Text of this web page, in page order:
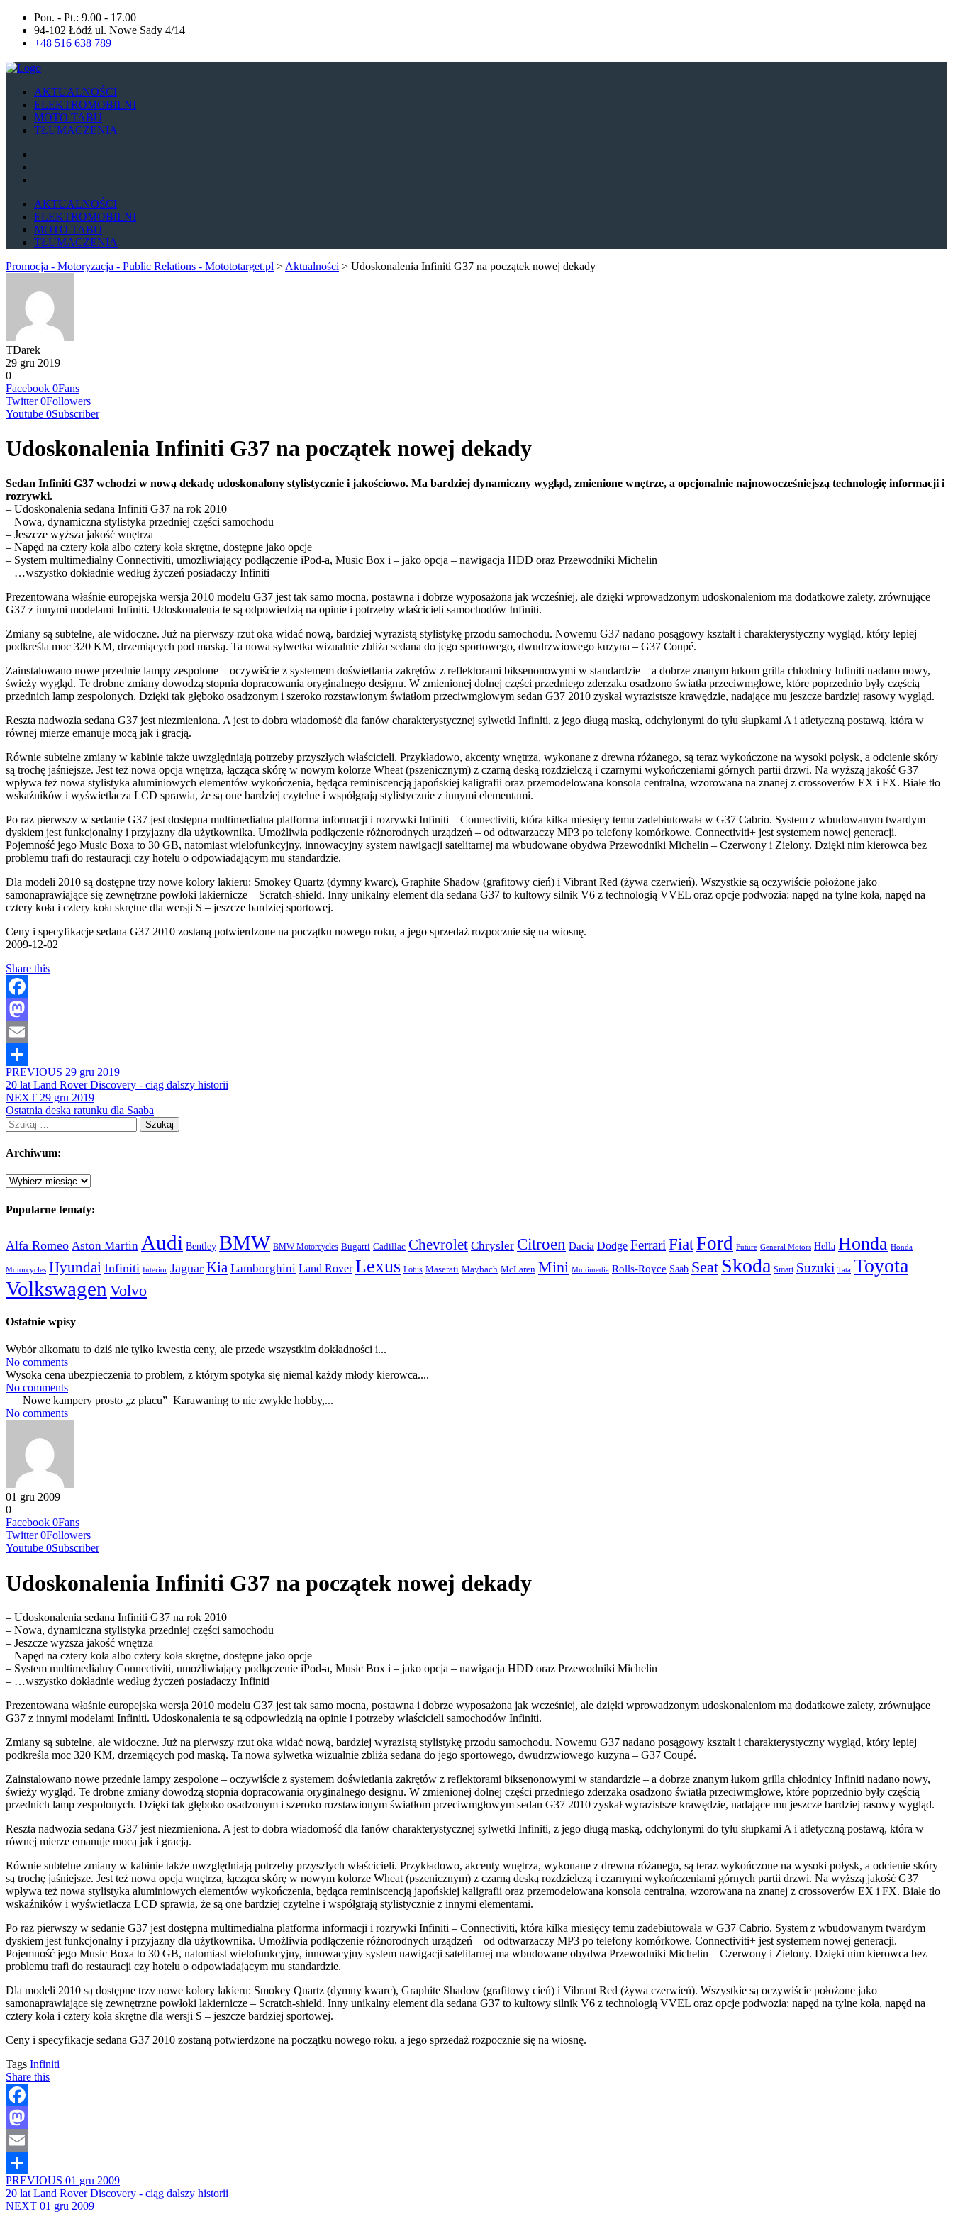
Pon. - Pt.: 9.00 - 17.00
94-102 Łódź ul. Nowe Sady 4/14
+48 516 638 789
AKTUALNOŚCI
ELEKTROMOBILNI
MOTO TABU
TŁUMACZENIA
AKTUALNOŚCI
ELEKTROMOBILNI
MOTO TABU
TŁUMACZENIA
Promocja - Motoryzacja - Public Relations - Motototarget.pl > Aktualności > Udoskonalenia Infiniti G37 na początek nowej dekady
TDarek
29 gru 2019
0
Facebook 0Fans
Twitter 0Followers
Youtube 0Subscriber
Udoskonalenia Infiniti G37 na początek nowej dekady
Sedan Infiniti G37 wchodzi w nową dekadę udoskonalony stylistycznie i jakościowo. Ma bardziej dynamiczny wygląd, zmienione wnętrze, a opcjonalnie najnowocześniejszą technologię informacji i
rozrywki.
– Udoskonalenia sedana Infiniti G37 na rok 2010
– Nowa, dynamiczna stylistyka przedniej części samochodu
– Jeszcze wyższa jakość wnętrza
– Napęd na cztery koła albo cztery koła skrętne, dostępne jako opcje
– System multimedialny Connectiviti, umożliwiający podłączenie iPod-a, Music Box i – jako opcja – nawigacja HDD oraz Przewodniki Michelin
– …wszystko dokładnie według życzeń posiadaczy Infiniti
Prezentowana właśnie europejska wersja 2010 modelu G37 jest tak samo mocna, postawna i dobrze wyposażona jak wcześniej, ale dzięki wprowadzonym udoskonaleniom ma dodatkowe zalety, zrównujące
G37 z innymi modelami Infiniti. Udoskonalenia te są odpowiedzią na opinie i potrzeby właścicieli samochodów Infiniti.
Zmiany są subtelne, ale widoczne. Już na pierwszy rzut oka widać nową, bardziej wyrazistą stylistykę przodu samochodu. Nowemu G37 nadano posągowy kształt i charakterystyczny wygląd, który lepiej
podkreśla moc 320 KM, drzemiących pod maską. Ta nowa sylwetka wizualnie zbliża sedana do jego sportowego, dwudrzwiowego kuzyna – G37 Coupé.
Zainstalowano nowe przednie lampy zespolone – oczywiście z systemem doświetlania zakrętów z reflektorami biksenonowymi w standardzie – a dobrze znanym łukom grilla chłodnicy Infiniti nadano nowy,
świeży wygląd. Te drobne zmiany dowodzą stopnia dopracowania oryginalnego designu. W zmienionej dolnej części przedniego zderzaka osadzono światła przeciwmgłowe, które poprzednio były częścią
przednich lamp zespolonych. Dzięki tak głęboko osadzonym i szeroko rozstawionym światłom przeciwmgłowym sedan G37 2010 zyskał wyrazistsze krawędzie, nadające mu jeszcze bardziej rasowy wygląd.
Reszta nadwozia sedana G37 jest niezmieniona. A jest to dobra wiadomość dla fanów charakterystycznej sylwetki Infiniti, z jego długą maską, odchylonymi do tyłu słupkami A i atletyczną postawą, która w
równej mierze emanuje mocą jak i gracją.
Równie subtelne zmiany w kabinie także uwzględniają potrzeby przyszłych właścicieli. Przykładowo, akcenty wnętrza, wykonane z drewna różanego, są teraz wykończone na wysoki połysk, a odcienie skóry
są trochę jaśniejsze. Jest też nowa opcja wnętrza, łącząca skórę w nowym kolorze Wheat (pszenicznym) z czarną deską rozdzielczą i czarnymi wykończeniami górnych partii drzwi. Na wyższą jakość G37
wpływa też nowa stylistyka aluminiowych elementów wykończenia, będąca reminiscencją japońskiej kaligrafii oraz przemodelowana konsola centralna, wzorowana na znanej z crossoverów EX i FX. Białe tło
wskaźników i wyświetlacza LCD sprawia, że są one bardziej czytelne i współgrają stylistycznie z innymi elementami.
Po raz pierwszy w sedanie G37 jest dostępna multimedialna platforma informacji i rozrywki Infiniti – Connectiviti, która kilka miesięcy temu zadebiutowała w G37 Cabrio. System z wbudowanym twardym
dyskiem jest funkcjonalny i przyjazny dla użytkownika. Umożliwia podłączenie różnorodnych urządzeń – od odtwarzaczy MP3 po telefony komórkowe. Connectiviti+ jest systemem nowej generacji.
Pojemność jego Music Boxa to 30 GB, natomiast wielofunkcyjny, innowacyjny system nawigacji satelitarnej ma wbudowane obydwa Przewodniki Michelin – Czerwony i Zielony. Dzięki nim kierowca bez
problemu trafi do restauracji czy hotelu o odpowiadającym mu standardzie.
Dla modeli 2010 są dostępne trzy nowe kolory lakieru: Smokey Quartz (dymny kwarc), Graphite Shadow (grafitowy cień) i Vibrant Red (żywa czerwień). Wszystkie są oczywiście położone jako
samonaprawiające się zewnętrzne powłoki lakiernicze – Scratch-shield. Inny unikalny element dla sedana G37 to kultowy silnik V6 z technologią VVEL oraz opcje podwozia: napęd na tylne koła, napęd na
cztery koła i cztery koła skrętne dla wersji S – jeszcze bardziej sportowej.
Ceny i specyfikacje sedana G37 2010 zostaną potwierdzone na początku nowego roku, a jego sprzedaż rozpocznie się na wiosnę.
2009-12-02
Share this
Facebook
Mastodon
Email
Share
PREVIOUS 29 gru 2019
20 lat Land Rover Discovery - ciąg dalszy historii
NEXT 29 gru 2019
Ostatnia deska ratunku dla Saaba
Szukaj:
Archiwum:
Archiwum:
Popularne tematy:
Alfa Romeo Aston Martin Audi Bentley BMW BMW Motorcycles Bugatti Cadillac Chevrolet Chrysler Citroen Dacia Dodge Ferrari FiatFord Future General Motors Hella Honda Honda
Motorcycles Hyundai Infiniti Interior Jaguar Kia Lamborghini Land Rover Lexus Lotus Maserati Maybach McLaren Mini Multimedia Rolls-Royce Saab Seat Skoda Smart Suzuki Tata Toyota
Volkswagen Volvo
Ostatnie wpisy
Wybór alkomatu to dziś nie tylko kwestia ceny, ale przede wszystkim dokładności i...
No comments
Wysoka cena ubezpieczenia to problem, z którym spotyka się niemal każdy młody kierowca....
No comments
Nowe kampery prosto „z placu” Karawaning to nie zwykłe hobby,...
No comments
01 gru 2009
0
Facebook 0Fans
Twitter 0Followers
Youtube 0Subscriber
Udoskonalenia Infiniti G37 na początek nowej dekady
– Udoskonalenia sedana Infiniti G37 na rok 2010
– Nowa, dynamiczna stylistyka przedniej części samochodu
– Jeszcze wyższa jakość wnętrza
– Napęd na cztery koła albo cztery koła skrętne, dostępne jako opcje
– System multimedialny Connectiviti, umożliwiający podłączenie iPod-a, Music Box i – jako opcja – nawigacja HDD oraz Przewodniki Michelin
– …wszystko dokładnie według życzeń posiadaczy Infiniti
Prezentowana właśnie europejska wersja 2010 modelu G37 jest tak samo mocna, postawna i dobrze wyposażona jak wcześniej, ale dzięki wprowadzonym udoskonaleniom ma dodatkowe zalety, zrównujące
G37 z innymi modelami Infiniti. Udoskonalenia te są odpowiedzią na opinie i potrzeby właścicieli samochodów Infiniti.
Zmiany są subtelne, ale widoczne. Już na pierwszy rzut oka widać nową, bardziej wyrazistą stylistykę przodu samochodu. Nowemu G37 nadano posągowy kształt i charakterystyczny wygląd, który lepiej
podkreśla moc 320 KM, drzemiących pod maską. Ta nowa sylwetka wizualnie zbliża sedana do jego sportowego, dwudrzwiowego kuzyna – G37 Coupé.
Zainstalowano nowe przednie lampy zespolone – oczywiście z systemem doświetlania zakrętów z reflektorami biksenonowymi w standardzie – a dobrze znanym łukom grilla chłodnicy Infiniti nadano nowy,
świeży wygląd. Te drobne zmiany dowodzą stopnia dopracowania oryginalnego designu. W zmienionej dolnej części przedniego zderzaka osadzono światła przeciwmgłowe, które poprzednio były częścią
przednich lamp zespolonych. Dzięki tak głęboko osadzonym i szeroko rozstawionym światłom przeciwmgłowym sedan G37 2010 zyskał wyrazistsze krawędzie, nadające mu jeszcze bardziej rasowy wygląd.
Reszta nadwozia sedana G37 jest niezmieniona. A jest to dobra wiadomość dla fanów charakterystycznej sylwetki Infiniti, z jego długą maską, odchylonymi do tyłu słupkami A i atletyczną postawą, która w
równej mierze emanuje mocą jak i gracją.
Równie subtelne zmiany w kabinie także uwzględniają potrzeby przyszłych właścicieli. Przykładowo, akcenty wnętrza, wykonane z drewna różanego, są teraz wykończone na wysoki połysk, a odcienie skóry
są trochę jaśniejsze. Jest też nowa opcja wnętrza, łącząca skórę w nowym kolorze Wheat (pszenicznym) z czarną deską rozdzielczą i czarnymi wykończeniami górnych partii drzwi. Na wyższą jakość G37
wpływa też nowa stylistyka aluminiowych elementów wykończenia, będąca reminiscencją japońskiej kaligrafii oraz przemodelowana konsola centralna, wzorowana na znanej z crossoverów EX i FX. Białe tło
wskaźników i wyświetlacza LCD sprawia, że są one bardziej czytelne i współgrają stylistycznie z innymi elementami.
Po raz pierwszy w sedanie G37 jest dostępna multimedialna platforma informacji i rozrywki Infiniti – Connectiviti, która kilka miesięcy temu zadebiutowała w G37 Cabrio. System z wbudowanym twardym
dyskiem jest funkcjonalny i przyjazny dla użytkownika. Umożliwia podłączenie różnorodnych urządzeń – od odtwarzaczy MP3 po telefony komórkowe. Connectiviti+ jest systemem nowej generacji.
Pojemność jego Music Boxa to 30 GB, natomiast wielofunkcyjny, innowacyjny system nawigacji satelitarnej ma wbudowane obydwa Przewodniki Michelin – Czerwony i Zielony. Dzięki nim kierowca bez
problemu trafi do restauracji czy hotelu o odpowiadającym mu standardzie.
Dla modeli 2010 są dostępne trzy nowe kolory lakieru: Smokey Quartz (dymny kwarc), Graphite Shadow (grafitowy cień) i Vibrant Red (żywa czerwień). Wszystkie są oczywiście położone jako
samonaprawiające się zewnętrzne powłoki lakiernicze – Scratch-shield. Inny unikalny element dla sedana G37 to kultowy silnik V6 z technologią VVEL oraz opcje podwozia: napęd na tylne koła, napęd na
cztery koła i cztery koła skrętne dla wersji S – jeszcze bardziej sportowej.
Ceny i specyfikacje sedana G37 2010 zostaną potwierdzone na początku nowego roku, a jego sprzedaż rozpocznie się na wiosnę.
Tags Infiniti
Share this
Facebook
Mastodon
Email
Share
PREVIOUS 01 gru 2009
20 lat Land Rover Discovery - ciąg dalszy historii
NEXT 01 gru 2009